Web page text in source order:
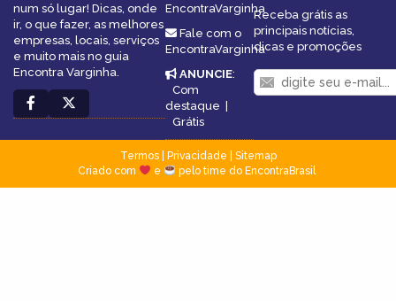
num só lugar! Dicas, onde
ir, o que fazer, as melhores
empresas, locais, serviços
e muito mais no guia
Encontra Varginha.
EncontraVarginha
Fale com o
EncontraVarginha
ANUNCIE:
Com
destaque
Grátis
Receba grátis as
principais notícias,
dicas e promoções
Termos| Privacidade
Sitemap
Criado com
e pelo time do EncontraBrasil